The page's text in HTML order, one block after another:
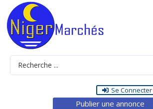
Se Connecter
Publier une annonce